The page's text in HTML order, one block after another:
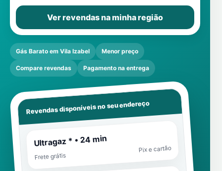
Ver revendas na minha região
Gás Barato em Vila Izabel Menor preço
Compare revendas Pagamento na entrega
Revendas disponíveis no seu endereço
Ultragaz * • 24 min
Frete grátis
Pix e cartão